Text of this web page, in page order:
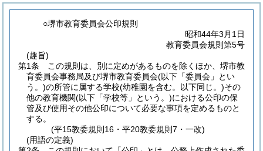
○堺市教育委員会公印規則
昭和44年3月1日
教育委員会規則第5号
(趣旨)
第1条
この規則は、別に定めがあるものを除くほか、堺市教
育委員会事務局及び堺市教育委員会(以下「委員会」とい
う。)の所管に属する学校(幼稚園を含む。以下同じ。)その
他の教育機関(以下「学校等」という。)における公印の保
管及び使用その他公印について必要な事項を定めるものと
する。
(平15教委規則16・平20教委規則7・一改)
(用語の定義)